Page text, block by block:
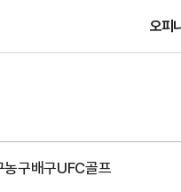
오피
농구배구UFC골프